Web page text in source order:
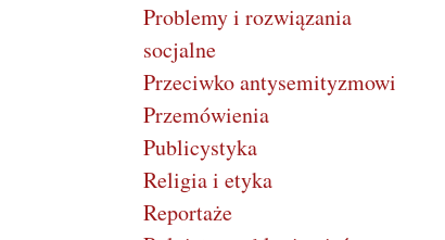
Problemy i rozwiązania
socjalne
Przeciwko antysemityzmowi
Przemówienia
Publicystyka
Religia i etyka
Reportaże